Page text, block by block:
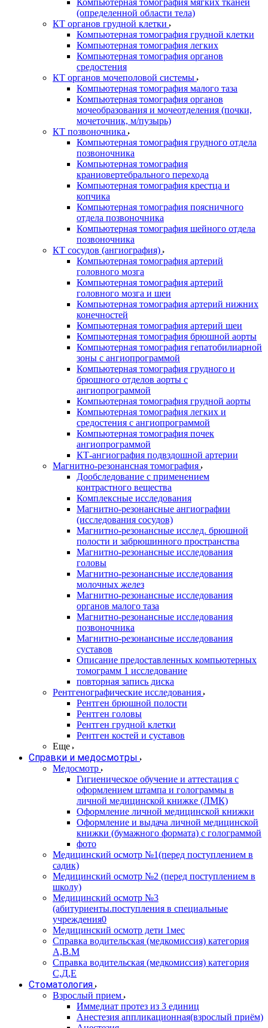
Компьютерная томография мягких тканей
(определенной области тела)
КТ органов грудной клетки
Компьютерная томография грудной клетки
Компьютерная томография легких
Компьютерная томография органов
средостения
КТ органов мочеполовой системы
Компьютерная томография малого таза
Компьютерная томография органов
мочеобразования и мочеотделения (почки,
мочеточник, м/пузырь)
КТ позвоночника
Компьютерная томография грудного отдела
позвоночника
Компьютерная томография
краниовертебрального перехода
Компьютерная томография крестца и
копчика
Компьютерная томография поясничного
отдела позвоночника
Компьютерная томография шейного отдела
позвоночника
КТ сосудов (ангиография)
Компьютерная томография артерий
головного мозга
Компьютерная томография артерий
головного мозга и шеи
Компьютерная томография артерий нижних
конечностей
Компьютерная томография артерий шеи
Компьютерная томография брюшной аорты
Компьютерная томография гепатобилиарной
зоны с ангиопрограммой
Компьютерная томография грудного и
брюшного отделов аорты с
ангиопрограммой
Компьютерная томография грудной аорты
Компьютерная томография легких и
средостения с ангиопрограммой
Компьютерная томография почек
ангиопрограммой
КТ-ангиография подвздошной артерии
Магнитно-резонансная томография
Дообследование с применением
контрастного вещества
Комплексные исследования
Магнитно-резонансные ангиографии
(исследования сосудов)
Магнитно-резонансные исслед. брюшной
полости и забрюшинного пространства
Магнитно-резонансные исследования
головы
Магнитно-резонансные исследования
молочных желез
Магнитно-резонансные исследования
органов малого таза
Магнитно-резонансные исследования
позвоночника
Магнитно-резонансные исследования
суставов
Описание предоставленных компьютерных
томограмм 1 исследование
повторная запись диска
Рентгенографические исследования
Рентген брюшной полости
Рентген головы
Рентген грудной клетки
Рентген костей и суставов
Еще
Справки и медосмотры
Медосмотр
Гигиеническое обучение и аттестация с
оформлением штампа и голограммы в
личной медицинской книжке (ЛМК)
Оформление личной медицинской книжки
Оформление и выдача личной медицинской
книжки (бумажного формата) с голограммой
фото
Медицинский осмотр №1(перед поступлением в
садик)
Медицинский осмотр №2 (перед поступлением в
школу)
Медицинский осмотр №3
(абитуриенты.поступления в специальные
учреждения0
Медицинский осмотр дети 1мес
Справка водительская (медкомиссия) категория
А,В.М
Справка водительская (медкомиссия) категория
С,Д,Е
Стоматология
Взрослый прием
Иммедиат протез из 3 единиц
Анестезия аппликационная(взрослый приём)